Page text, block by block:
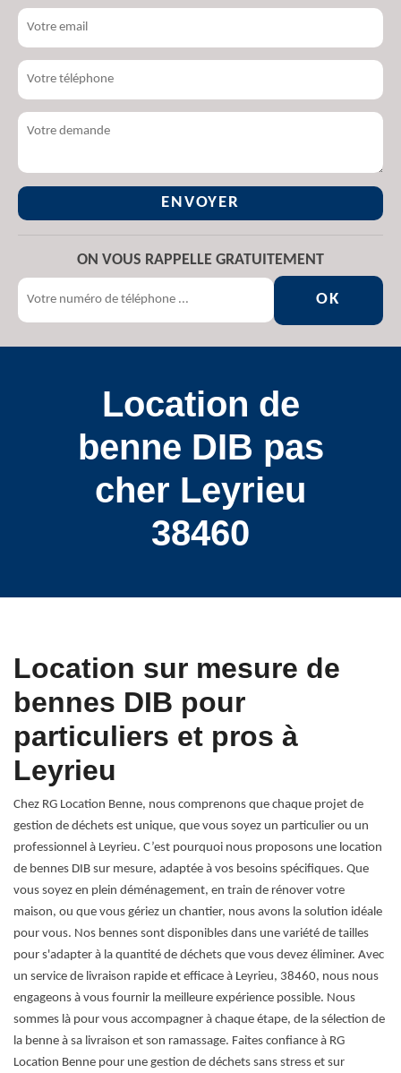
ON VOUS RAPPELLE GRATUITEMENT
Location de
benne DIB pas
cher Leyrieu
38460
Location sur mesure de
bennes DIB pour
particuliers et pros à
Leyrieu
Chez RG Location Benne, nous comprenons que chaque projet de
gestion de déchets est unique, que vous soyez un particulier ou un
professionnel à Leyrieu. C’est pourquoi nous proposons une location
de bennes DIB sur mesure, adaptée à vos besoins spécifiques. Que
vous soyez en plein déménagement, en train de rénover votre
maison, ou que vous gériez un chantier, nous avons la solution idéale
pour vous. Nos bennes sont disponibles dans une variété de tailles
pour s'adapter à la quantité de déchets que vous devez éliminer. Avec
un service de livraison rapide et efficace à Leyrieu, 38460, nous nous
engageons à vous fournir la meilleure expérience possible. Nous
sommes là pour vous accompagner à chaque étape, de la sélection de
la benne à sa livraison et son ramassage. Faites confiance à RG
Location Benne pour une gestion de déchets sans stress et sur